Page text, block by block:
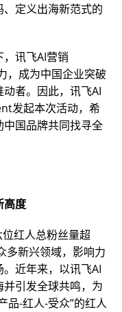
定义出海新范式的
讯飞AI营销
，成为中国企业突破
者。因此，讯飞AI
发起本次活动，希
国品牌共同找寻全
高度
红人总粉丝量超
多新兴领域，影响力
近年来，以讯飞AI
引发全球共鸣，为
品-红人-受众”的红人